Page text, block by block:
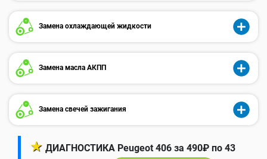
Замена охлаждающей жидкости
Замена масла АКПП
Замена свечей зажигания
★ ДИАГНОСТИКА Peugeot 406 за 490₽ по 43